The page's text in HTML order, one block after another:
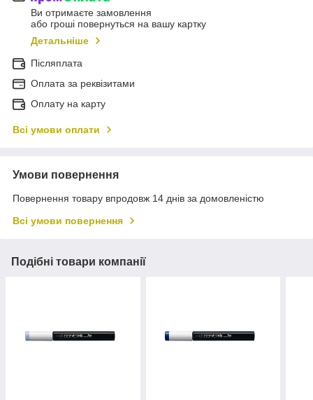
Ви отримаєте замовлення
або гроші повернуться на вашу картку
Детальніше
Післяплата
Оплата за реквізитами
Оплату на карту
Всі умови оплати
Умови повернення
Повернення товару впродовж 14 днів за домовленістю
Всі умови повернення
Подібні товари компанії